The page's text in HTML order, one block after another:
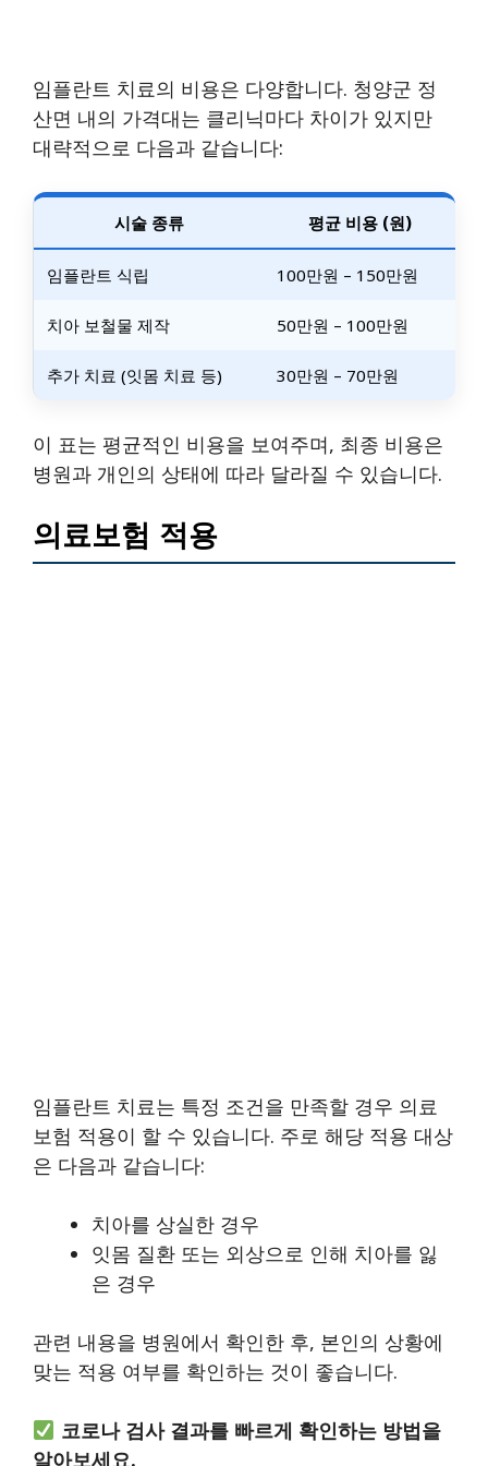
임플란트 치료의 비용은 다양합니다. 청양군 정
산면 내의 가격대는 클리닉마다 차이가 있지만
대략적으로 다음과 같습니다:
시술 종류 평균 비용 (원)
임플란트 식립 100만원 – 150만원
치아 보철물 제작 50만원 – 100만원
추가 치료 (잇몸 치료 등) 30만원 – 70만원
이 표는 평균적인 비용을 보여주며, 최종 비용은
병원과 개인의 상태에 따라 달라질 수 있습니다.
의료보험 적용
임플란트 치료는 특정 조건을 만족할 경우 의료
보험 적용이 할 수 있습니다. 주로 해당 적용 대상
은 다음과 같습니다:
치아를 상실한 경우
잇몸 질환 또는 외상으로 인해 치아를 잃
은 경우
관련 내용을 병원에서 확인한 후, 본인의 상황에
맞는 적용 여부를 확인하는 것이 좋습니다.
코로나 검사 결과를 빠르게 확인하는 방법을
알아보세요.